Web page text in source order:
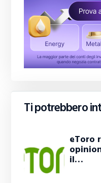
Ti potrebbero
eToro
il…